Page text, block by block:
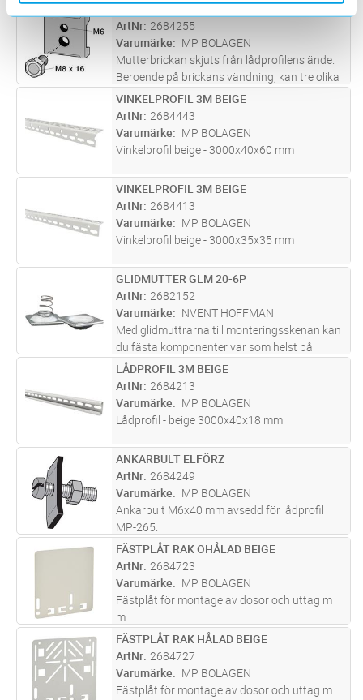
ST Lägg i kundvagn
MUTTERBRICKA ELFÖRZ
ArtNr 2684255
Varumärke
MP BOLAGEN
Mutterbrickan skjuts från lådprofilens ände.
Beroende på brickans vändning, kan tre olika
höjdlägen med 5 mm:s intervall erhållas för
respektive gänga.
ST Lägg i kundvagn
VINKELPROFIL 3M BEIGE
ArtNr 2684443
Varumärke
MP BOLAGEN
Vinkelprofil beige - 3000x40x60 mm
ST Lägg i kundvagn
VINKELPROFIL 3M BEIGE
ArtNr 2684413
Varumärke
MP BOLAGEN
Vinkelprofil beige - 3000x35x35 mm
FP Lägg i kundvagn
GLIDMUTTER GLM 20-6P
ArtNr 2682152
Varumärke
NVENT HOFFMAN
Med glidmuttrarna till monteringsskenan kan
du fästa komponenter var som helst på
skenan, vilket innebär att komponenter och
utrustning lätt kan installeras var som helst.
ST Lägg i kundvagn
LÅDPROFIL 3M BEIGE
ArtNr 2684213
Varumärke
MP BOLAGEN
Lådprofil - beige 3000x40x18 mm
ST Lägg i kundvagn
ANKARBULT ELFÖRZ
ArtNr 2684249
Varumärke
MP BOLAGEN
Ankarbult M6x40 mm avsedd för lådprofil
MP-265.
ST Lägg i kundvagn
FÄSTPLÅT RAK OHÅLAD BEIGE
ArtNr 2684723
Varumärke
MP BOLAGEN
Fästplåt för montage av dosor och uttag m
m.
ST Lägg i kundvagn
FÄSTPLÅT RAK HÅLAD BEIGE
ArtNr 2684727
Varumärke
MP BOLAGEN
Fästplåt för montage av dosor och uttag m